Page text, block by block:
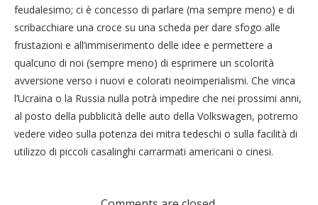
feudalesimo; ci è concesso di parlare (ma sempre meno) e di
scribacchiare una croce su una scheda per dare sfogo alle
frustazioni e all’immiserimento delle idee e permettere a
qualcuno di noi (sempre meno) di esprimere un scolorità
avversione verso i nuovi e colorati neoimperialismi. Che vinca
l’Ucraina o la Russia nulla potrà impedire che nei prossimi anni,
al posto della pubblicità delle auto della Volkswagen, potremo
vedere video sulla potenza dei mitra tedeschi o sulla facilità di
utilizzo di piccoli casalinghi carrarmati americani o cinesi.